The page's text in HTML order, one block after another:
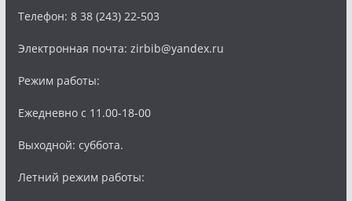
Телефон: 8 38 (243) 22-503
Электронная почта: zirbib@yandex.ru
Режим работы:
Ежедневно с 11.00-18-00
Выходной: суббота.
Летний режим работы: